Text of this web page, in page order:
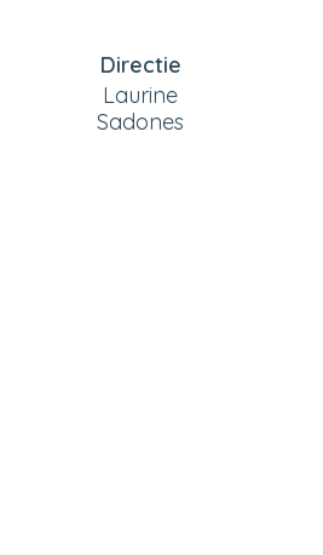
Directie
Laurine
Sadones